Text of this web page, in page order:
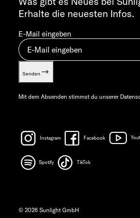
Erhalte die neuesten Infos.
E-Mail eingeben
Senden
Mit dem Absenden stimmst du unserer
Instagram Facebook
Spotify TikTok
© 2026 Sunlight GmbH